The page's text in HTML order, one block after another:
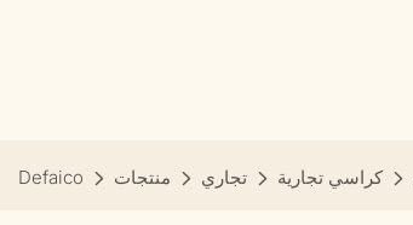
Defaico منتجات تجاري كراسي تجارية